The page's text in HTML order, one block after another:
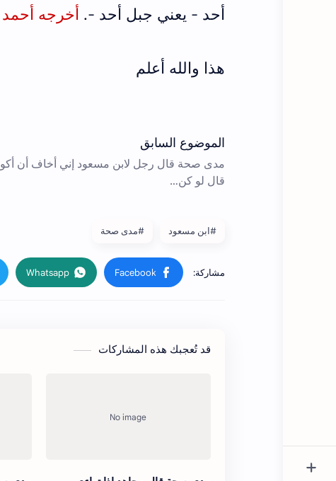
أحد - يعني جبل أحد -. أخرجه أحمد
هذا والله أعلم
#ابن مسعود #مدى صحة
قد تُعجبك هذه المشاركات